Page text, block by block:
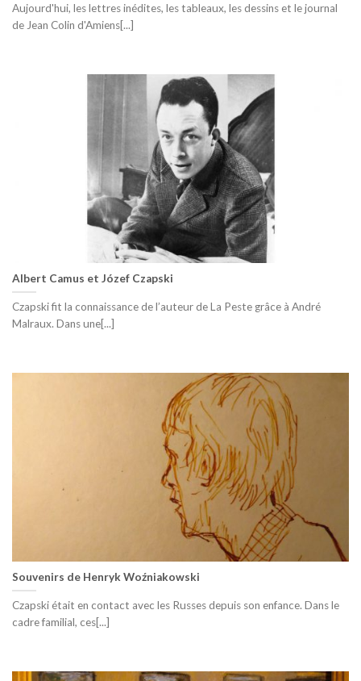
Aujourd'hui, les lettres inédites, les tableaux, les dessins et le journal
de Jean Colin d'Amiens[...]
Albert Camus et Józef Czapski
Czapski fit la connaissance de l’auteur de La Peste grâce à André
Malraux. Dans une[...]
Souvenirs de Henryk Woźniakowski
Czapski était en contact avec les Russes depuis son enfance. Dans le
cadre familial, ces[...]